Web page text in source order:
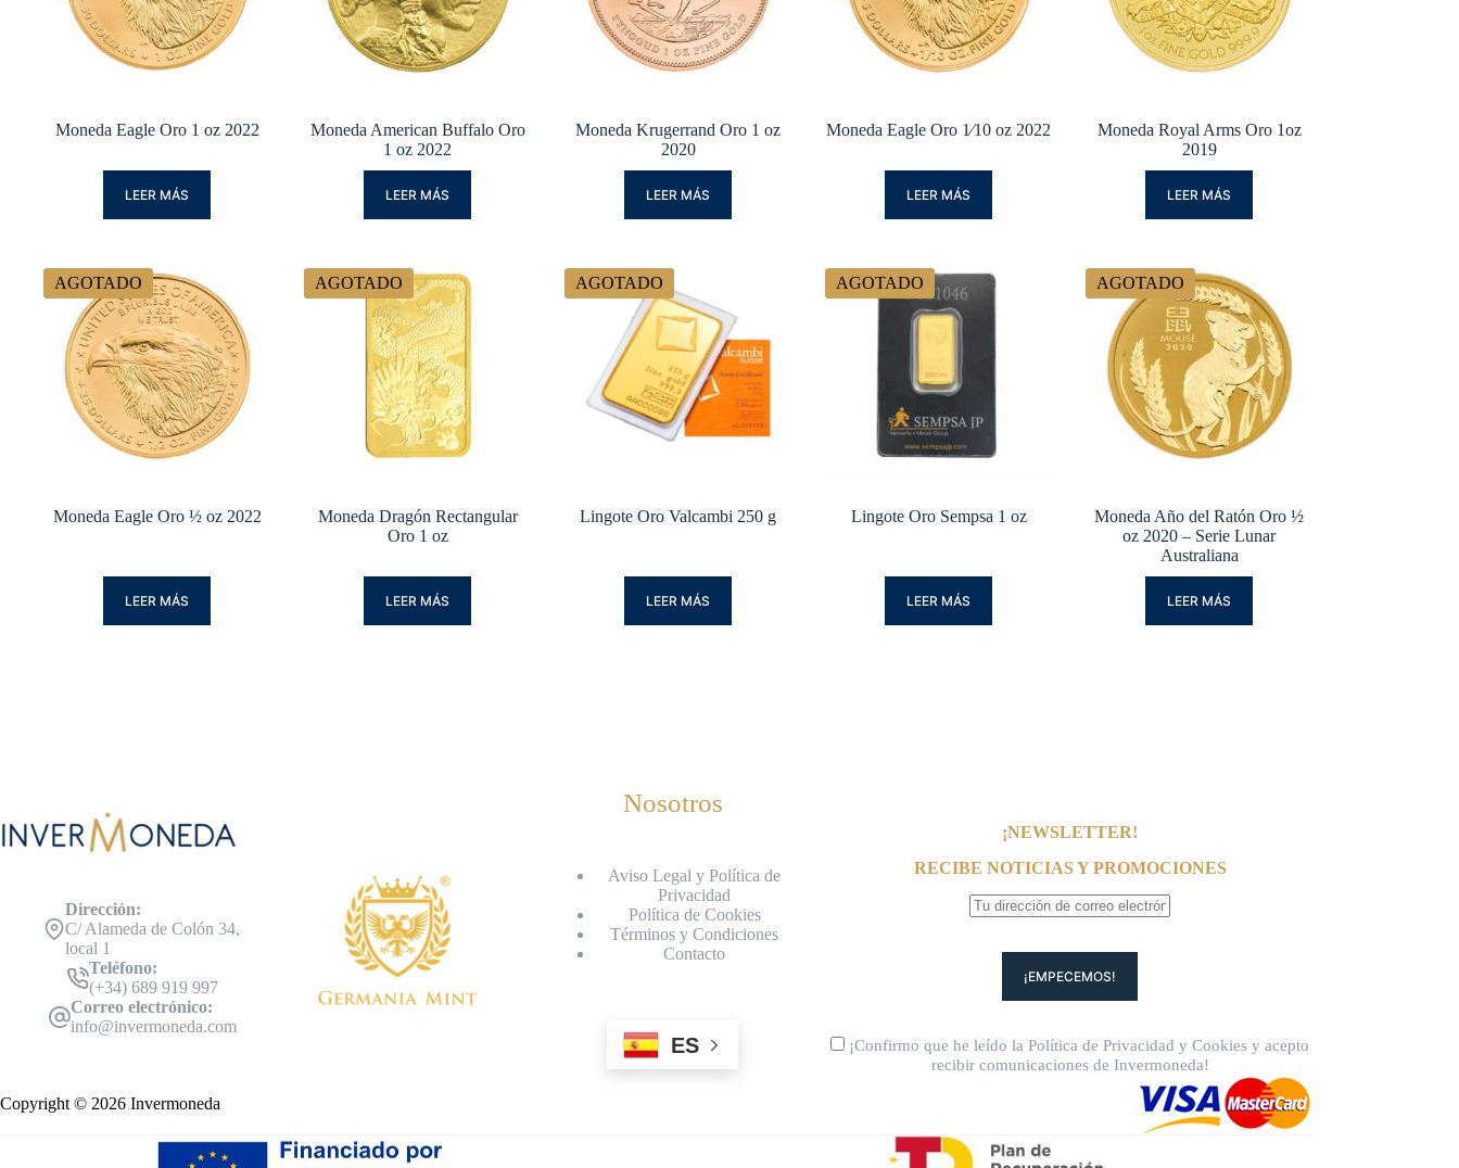
Moneda Eagle Oro 1 oz 2022
LEER MÁS
Moneda American Buffalo Oro
1 oz 2022
LEER MÁS
Moneda Krugerrand Oro 1 oz
2020
LEER MÁS
Moneda Eagle Oro 1⁄10 oz 2022
LEER MÁS
Moneda Royal Arms Oro 1oz
2019
LEER MÁS
AGOTADO
Moneda Eagle Oro ½ oz 2022
LEER MÁS
AGOTADO
Moneda Dragón Rectangular
Oro 1 oz
LEER MÁS
AGOTADO
Lingote Oro Valcambi 250 g
LEER MÁS
AGOTADO
Lingote Oro Sempsa 1 oz
LEER MÁS
AGOTADO
Moneda Año del Ratón Oro ½
oz 2020 – Serie Lunar
Australiana
LEER MÁS
Dirección:
C/ Alameda de Colón 34,
local 1
Teléfono:
(+34) 689 919 997
Correo electrónico:
info@invermoneda.com
Nosotros
Aviso Legal y Política de
Privacidad
Política de Cookies
Términos y Condiciones
Contacto
ES
¡NEWSLETTER!
RECIBE NOTICIAS Y PROMOCIONES
¡Confirmo que he leído laPolítica de Privacidad yCookies y acepto
recibir comunicaciones de Invermoneda!
Copyright © 2026 Invermoneda